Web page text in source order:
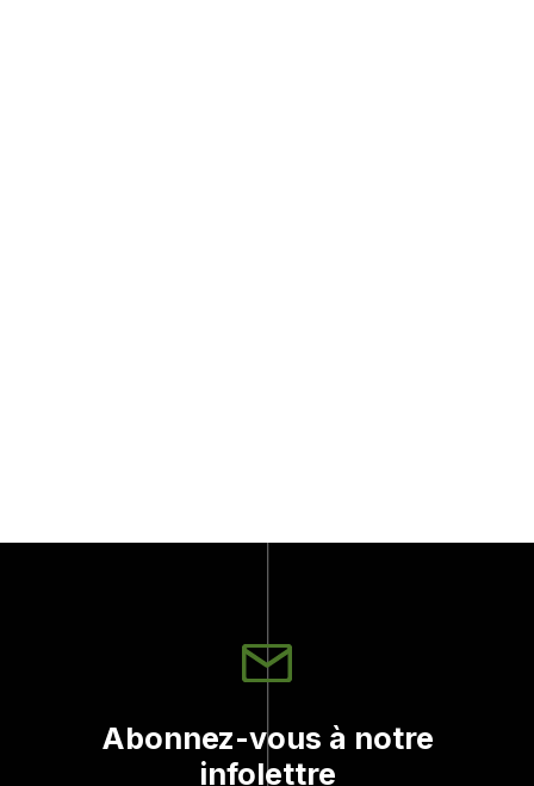
Abonnez-vous à notre
infolettre